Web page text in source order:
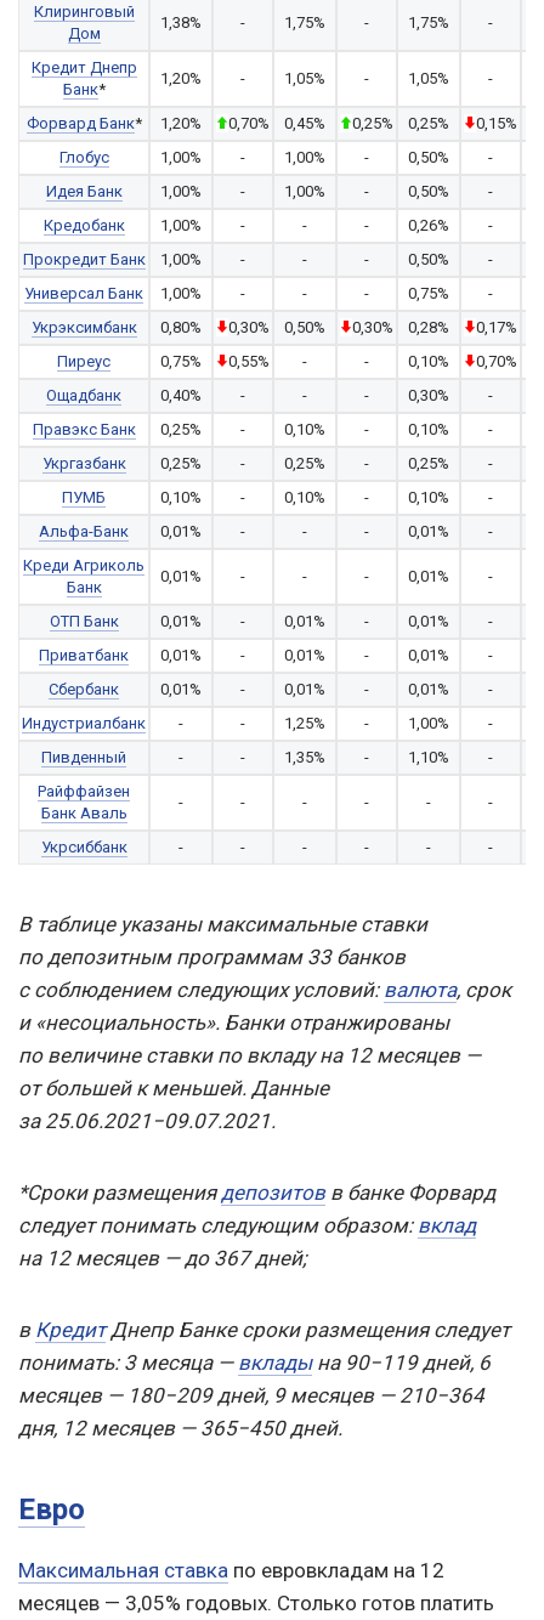
Клиринговый
Дом
1,38% - 1,75% - 1,75% -
Кредит Днепр
Банк*
1,20% - 1,05% - 1,05% -
Форвард Банк* 1,20% 0,70% 0,45% 0,25% 0,25% 0,15%
Глобус
1,00% - 1,00% - 0,50% -
Идея Банк
1,00% - 1,00% - 0,50% -
Кредобанк
1,00% - - - 0,26%
-
Прокредит Банк
1,00% - - - 0,50%
-
Универсал Банк
1,00% - - - 0,75% -
Укрэксимбанк
0,80% 0,30% 0,50% 0,30% 0,28% 0,17%
Пиреус
0,75% 0,55% - - 0,10%
0,70%
Ощадбанк
0,40% - - - 0,30% -
Правэкс Банк
0,25% - 0,10% - 0,10% -
Укргазбанк
0,25% - 0,25% - 0,25% -
ПУМБ
0,10% - 0,10% - 0,10%
-
Альфа-Банк
0,01% - - - 0,01% -
Креди Агриколь
Банк
0,01% - - - 0,01% -
ОТП Банк 0,01% - 0,01% - 0,01% -
Приватбанк
0,01% - 0,01% - 0,01% -
Сбербанк
0,01% - 0,01% - 0,01% -
Индустриалбанк
- - 1,25% - 1,00% -
Пивденный
- - 1,35% - 1,10% -
Райффайзен
Банк Аваль
- - - - - -
Укрсиббанк - - - - - -
В таблице указаны максимальные ставки
по депозитным программам 33 банков
с соблюдением следующих условий: валюта, срок
и «несоциальность». Банки отранжированы
по величине ставки по вкладу на 12 месяцев —
от большей к меньшей. Данные
за 25.06.2021−09.07.2021.
*Сроки размещениядепозитовв банке Форвард
следует понимать следующим образом: вклад
на 12 месяцев — до 367 дней;
в КредитДнепр Банке сроки размещения следует
понимать: 3 месяца — вкладына 90−119 дней, 6
месяцев — 180−209 дней, 9 месяцев — 210−364
дня, 12 месяцев — 365−450 дней.
Евро
Максимальная ставка по евровкладам на 12
месяцев — 3,05% годовых. Столько готов платить